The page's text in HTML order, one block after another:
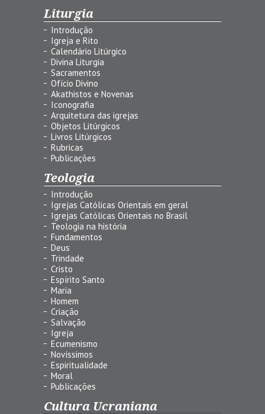
Liturgia
Introdução
Igreja e Rito
Calendário Litúrgico
Divina Liturgia
Sacramentos
Ofício Divino
Akathistos e Novenas
Iconografia
Arquitetura das igrejas
Objetos Litúrgicos
Livros Litúrgicos
Rubricas
Publicações
Teologia
Introdução
Igrejas Católicas Orientais em geral
Igrejas Católicas Orientais no Brasil
Teologia na história
Fundamentos
Deus
Trindade
Cristo
Espírito Santo
Maria
Homem
Criação
Salvação
Igreja
Ecumenismo
Novíssimos
Espiritualidade
Moral
Publicações
Cultura Ucraniana